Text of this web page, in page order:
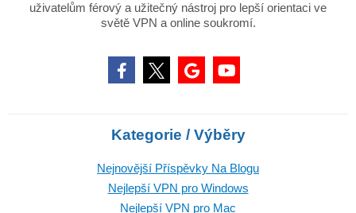
uživatelům férový a užitečný nástroj pro lepší orientaci ve
světě VPN a online soukromí.
Kategorie / Výběry
Nejnovější Příspěvky Na Blogu
Nejlepší VPN pro Windows
Nejlepší VPN pro Mac